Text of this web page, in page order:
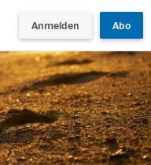
Anmelden Abo